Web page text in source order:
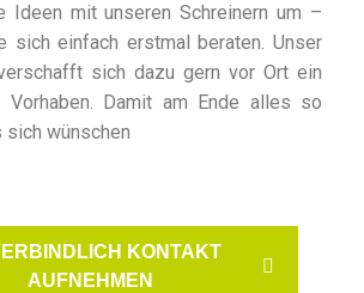
Ideen mit unseren Schreinern um –
sich einfach erstmal beraten. Unser
sich dazu gern vor Ort ein
Damit am Ende alles so
wünschen
KONTAKT
AUFNEHMEN